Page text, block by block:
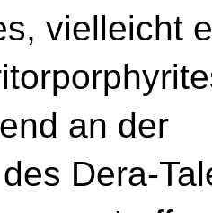
vielleicht
an der
Dera-